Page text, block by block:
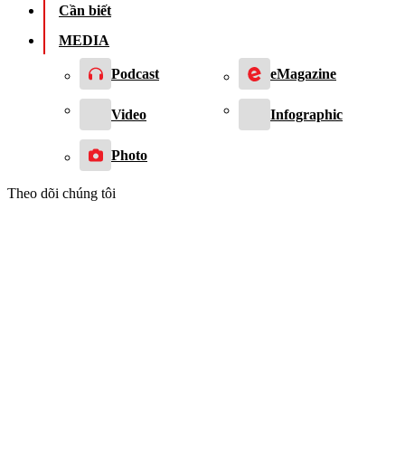
Cần biết
MEDIA
Podcast eMagazine
Video Infographic
Photo
Theo dõi chúng tôi